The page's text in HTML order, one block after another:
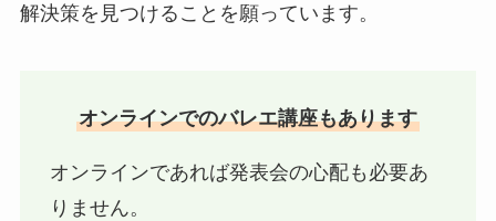
解決策を見つけることを願っています。
オンラインでのバレエ講座もあります
オンラインであれば発表会の心配も必要あ
りません。